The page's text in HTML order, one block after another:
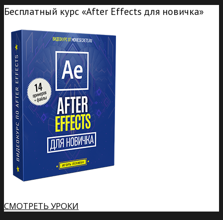
Бесплатный курс «After Effects для новичка»
СМОТРЕТЬ УРОКИ